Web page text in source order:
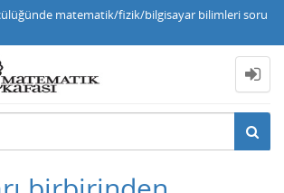
matematik/fizik/bilgisayar bilimleri soru